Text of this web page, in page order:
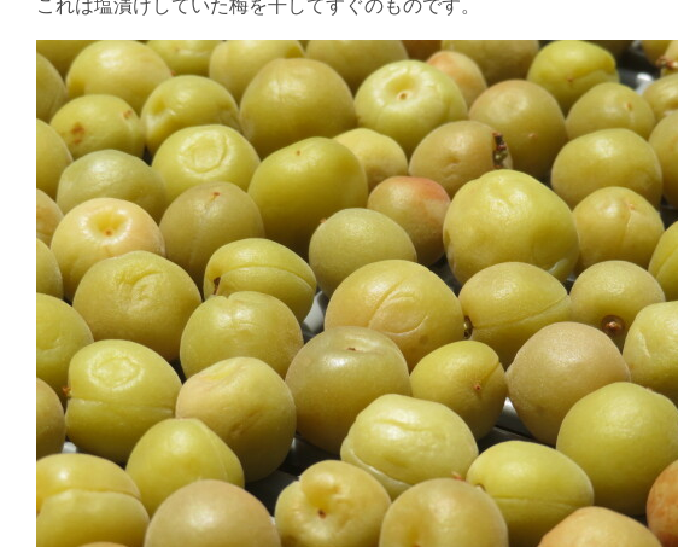
これは塩漬けしていた梅を干してすぐのものです。